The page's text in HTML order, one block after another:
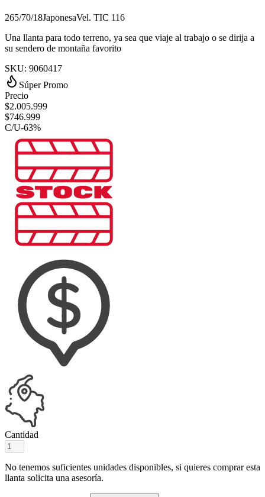
265/70/18JaponesaVel. TIC 116
Una llanta para todo terreno, ya sea que viaje al trabajo o se dirija a
su sendero de montaña favorito
SKU: 9060417
Súper Promo
Precio
$2.005.999
$746.999
C/U-63%
Cantidad
No tenemos suficientes unidades disponibles, si quieres comprar esta
llanta solicita una asesoría.